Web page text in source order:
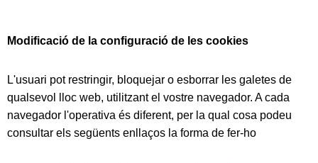
Modificació de la configuració de les cookies
L'usuari pot restringir, bloquejar o esborrar les galetes de
qualsevol lloc web, utilitzant el vostre navegador. A cada
navegador l'operativa és diferent, per la qual cosa podeu
consultar els següents enllaços la forma de fer-ho